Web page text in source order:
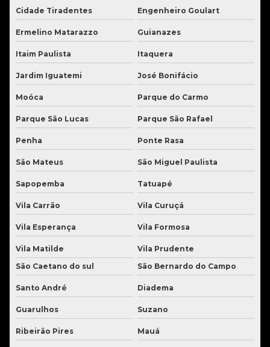
Cidade Tiradentes Engenheiro Goulart
Ermelino Matarazzo Guianazes
Itaim Paulista Itaquera
Jardim Iguatemi José Bonifácio
Moóca Parque do Carmo
Parque São Lucas Parque São Rafael
Penha Ponte Rasa
São Mateus São Miguel Paulista
Sapopemba Tatuapé
Vila Carrão Vila Curuçá
Vila Esperança Vila Formosa
Vila Matilde
Vila Prudente
São Caetano do sul
São Bernardo do Campo
Santo André Diadema
Guarulhos Suzano
Ribeirão Pires Mauá